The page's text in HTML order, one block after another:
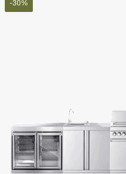
-30%